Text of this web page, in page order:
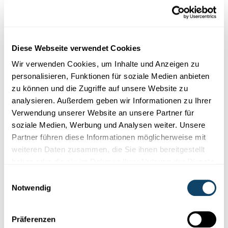
Diese Webseite verwendet Cookies
Wir verwenden Cookies, um Inhalte und Anzeigen zu
personalisieren, Funktionen für soziale Medien anbieten
zu können und die Zugriffe auf unsere Website zu
analysieren. Außerdem geben wir Informationen zu Ihrer
Verwendung unserer Website an unsere Partner für
soziale Medien, Werbung und Analysen weiter. Unsere
Partner führen diese Informationen möglicherweise mit
weiteren Daten zusammen, die Sie ihnen bereitgestellt
Notwendig
Präferenzen
ATOMENERGIE
Wéi funktionéiert en Fusiounskraaftwierk?
Niewent Wand, Sonn a Waasserkraaft soll an Zukunft Energie
aus Kärfusioun benotzt gi fir Stroum ze generéieren. Wéi
funktionéiertsou eFusiounskraaftwierk?